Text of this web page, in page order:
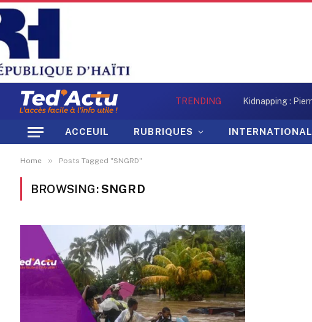
TRENDING
ACCEUIL RUBRIQUES INTERNATIONAL
Home » Posts Tagged "SNGRD"
BROWSING:SNGRD